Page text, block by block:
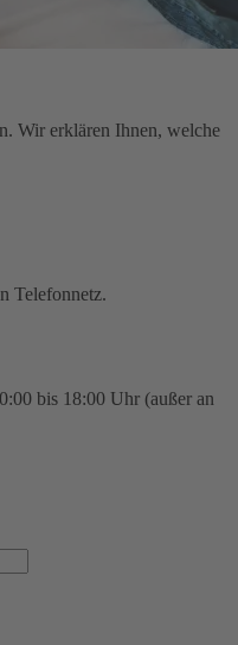
Wir erklären Ihnen, welche
Telefonnetz.
bis 18:00 Uhr (außer an